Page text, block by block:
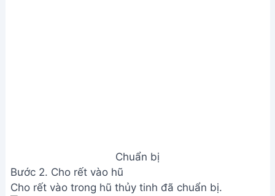
Chuẩn bị
Bước 2. Cho rết vào hũ
Cho rết vào trong hũ thủy tinh đã chuẩn bị.